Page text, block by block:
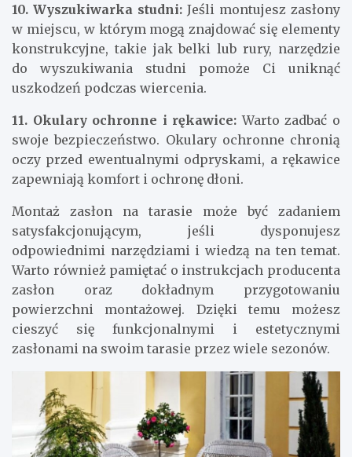
10. Wyszukiwarka studni: Jeśli montujesz zasłony
w miejscu, w którym mogą znajdować się elementy
konstrukcyjne, takie jak belki lub rury, narzędzie
do wyszukiwania studni pomoże Ci uniknąć
uszkodzeń podczas wiercenia.
11. Okulary ochronne i rękawice: Warto zadbać o
swoje bezpieczeństwo. Okulary ochronne chronią
oczy przed ewentualnymi odpryskami, a rękawice
zapewniają komfort i ochronę dłoni.
Montaż zasłon na tarasie może być zadaniem
satysfakcjonującym, jeśli dysponujesz
odpowiednimi narzędziami i wiedzą na ten temat.
Warto również pamiętać o instrukcjach producenta
zasłon oraz dokładnym przygotowaniu
powierzchni montażowej. Dzięki temu możesz
cieszyć się funkcjonalnymi i estetycznymi
zasłonami na swoim tarasie przez wiele sezonów.